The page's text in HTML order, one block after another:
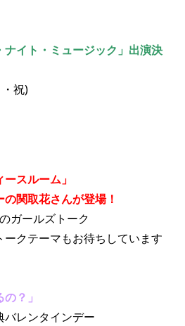
ナイト・ミュージック」出演決
祝)
スルーム」
関取花さんが登場！
ガールズトーク
クテーマもお待ちしています
？」
バレンタインデー